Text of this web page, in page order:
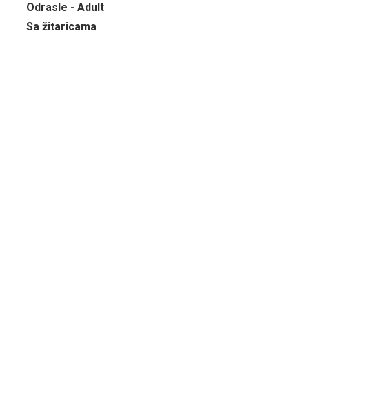
Odrasle - Adult
Sa žitaricama